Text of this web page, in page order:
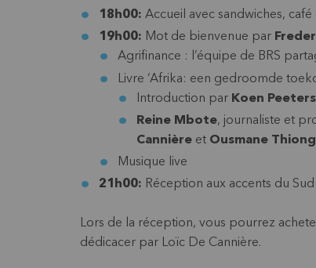
18h00: Accueil avec sandwiches,
19h00: Mot de bienvenue par
Agrifinance : l’équipe de BRS
Livre ‘Afrika: een gedroomde
Introduction par Koen Peeters
Reine Mbote, journaliste et
Cannièreet Ousmane
Musique live
21h00: Réception aux accents du Sud
Lors de la réception, vous pourrez
dédicacer par Loïc De Cannière.